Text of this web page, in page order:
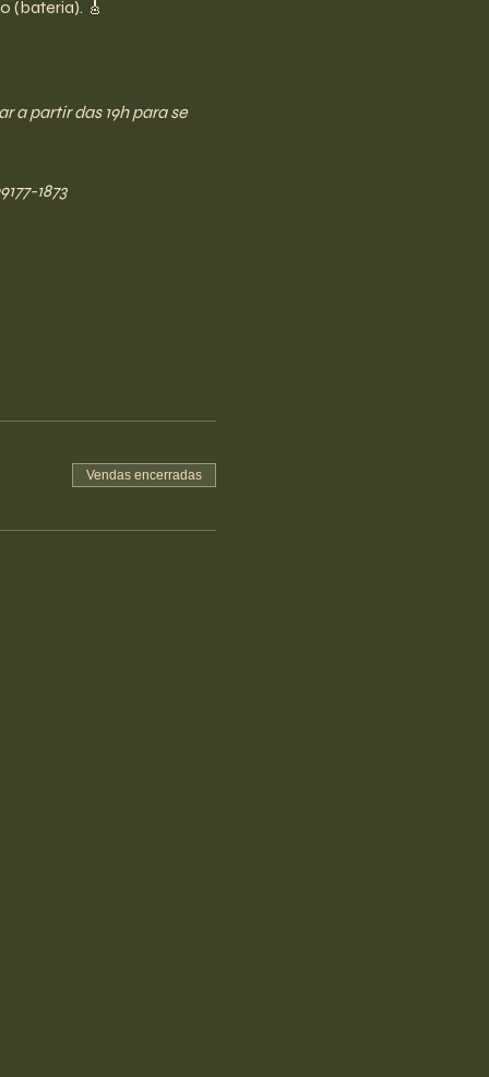
(bateria). 🎸
a partir das 19h para se
1873
Vendas encerradas